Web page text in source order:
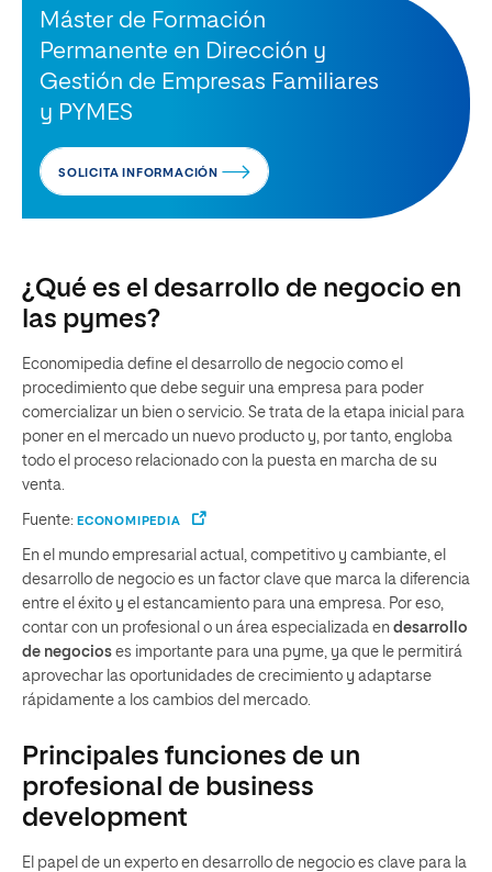
Máster de Formación
Permanente en Dirección y
Gestión de Empresas Familiares
y PYMES
SOLICITA INFORMACIÓN
¿Qué es el desarrollo de negocio en
las pymes?
Economipedia define el desarrollo de negocio como el
procedimiento que debe seguir una empresa para poder
comercializar un bien o servicio. Se trata de la etapa inicial para
poner en el mercado un nuevo producto y, por tanto, engloba
todo el proceso relacionado con la puesta en marcha de su
venta.
Fuente: ECONOMIPEDIA
En el mundo empresarial actual, competitivo y cambiante, el
desarrollo de negocio es un factor clave que marca la diferencia
entre el éxito y el estancamiento para una empresa. Por eso,
contar con un profesional o un área especializada en desarrollo
de negocios es importante para una pyme, ya que le permitirá
aprovechar las oportunidades de crecimiento y adaptarse
rápidamente a los cambios del mercado.
Principales funciones de un
profesional de business
development
El papel de un experto en desarrollo de negocio es clave para la